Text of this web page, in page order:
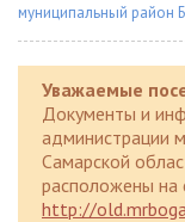
муниципальный район
Уважаемые
Документы и
администрации
Самарской
расположены на
http://